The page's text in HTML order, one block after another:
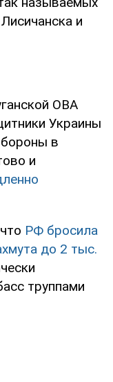
и
ОВА
Украины
в
и
РФ бросила
до 2 тыс.
труппами